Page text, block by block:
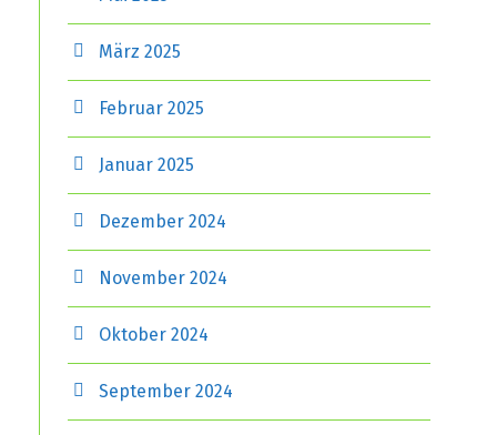
März 2025
Februar 2025
Januar 2025
Dezember 2024
November 2024
Oktober 2024
September 2024